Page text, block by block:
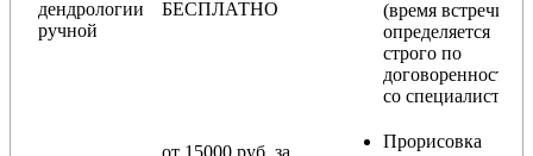
дендрологии
ручной
БЕСПЛАТНО
(время встречи
определяется
строго по
договоренности
со специалистом)
Прорисовка